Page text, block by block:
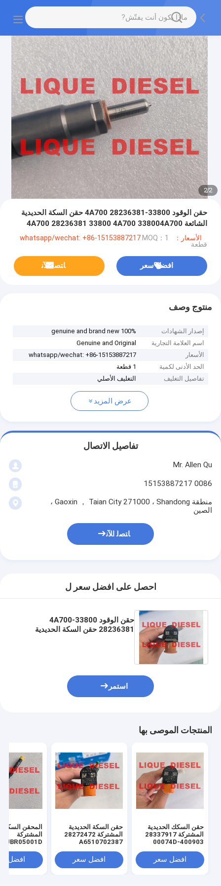
2
/
2
حقن الوقود 33800-4A700 28236381 حقن السكة الحديدية
الشائعة 4A700 28236381 33800 4A700 338004A700
الأسعار：whatsapp/wechat: +86-15153887217 MOQ：1
قطعة
افضل سعر ﺎﺘﺼﻟ ﺍﻶﻧ
منتوج وصف
إصدار الشهادات
100% genuine and brand new
اسم العلامة التجارية
Genuine and Original
الأسعار
whatsapp/wechat: +86-15153887217
الحد الأدنى لكمية
1 قطعة
تفاصيل التغليف
التغليف الأصلي
عرض المزيد
تفاصيل الاتصال
Mr. Allen Qu
0086 15153887217
منطقة Gaoxin ， Taian City 271000 ، Shandong ،
الصين
ﺎﺘﺼﻟ ﺍﻶﻧ
احصل على افضل سعر ل
حقن الوقود 33800-4A700
28236381 حقن السكة الحديدية
استمر
المنتجات الموصى بها
حقن السكك الحديدية
المشتركة 28337917
400903-00074D
40090300074D
40090300074C
افضل سعر
حقن السكة الحديدية
المشتركة 28272472
A6510702387
افضل سعر
المحقن السكك
المشتركة
EJBR05001D
320-06623
32006623
افضل